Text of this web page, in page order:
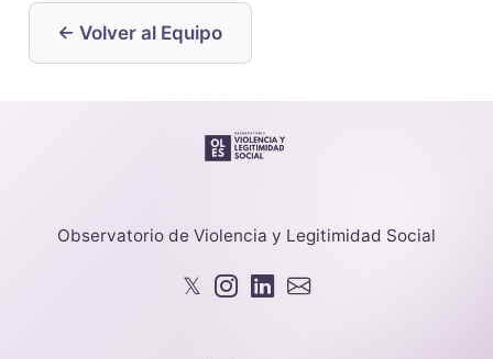
← Volver al Equipo
Observatorio de Violencia y Legitimidad Social
𝕏